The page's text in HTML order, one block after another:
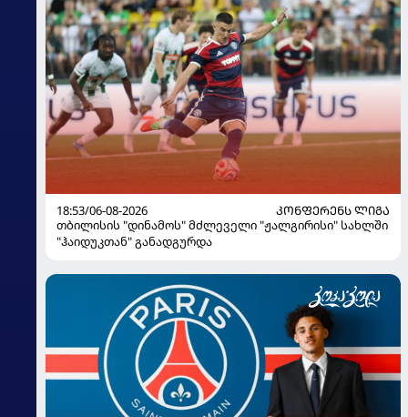
18:53/06-08-2026
ᲙᲝᲜᲤᲔᲠᲔᲜᲡ ᲚᲘᲒᲐ
თბილისის "დინამოს" მძლეველი "ჟალგირისი" სახლში
"ჰაიდუკთან" განადგურდა